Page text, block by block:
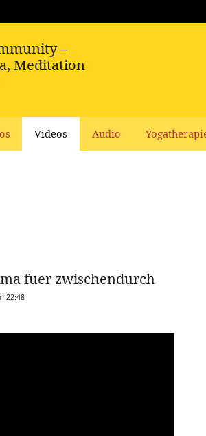
Videos Audio
fuer zwischendurch
22:48